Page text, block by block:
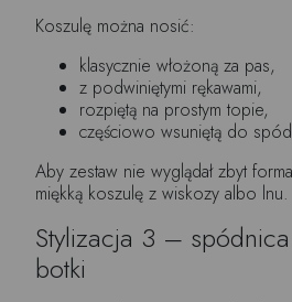
Koszulę można nosić:
klasycznie włożoną za pas,
z podwiniętymi rękawami,
rozpiętą na prostym topie,
częściowo wsuniętą do
Aby zestaw nie wyglądał zbyt
miękką koszulę z wiskozy albo lnu.
Stylizacja 3 –
botki